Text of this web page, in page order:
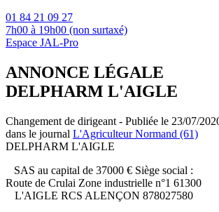
01 84 21 09 27
7h00 à 19h00 (non surtaxé)
Espace JAL-Pro
ANNONCE LÉGALE
DELPHARM L'AIGLE
Changement de dirigeant - Publiée le 23/07/
dans le journal L'Agriculteur Normand (61)
DELPHARM L'AIGLE
SAS au capital de 37000 € Siège social :
Route de Crulai Zone industrielle n°1 61300
L'AIGLE RCS ALENÇON 878027580